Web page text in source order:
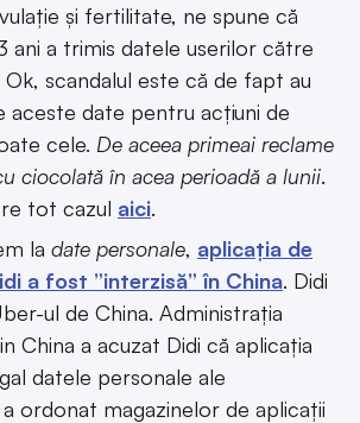
și fertilitate, ne spune că
ani a trimis datele userilor către
scandalul este că de fapt au
aceste date pentru acțiuni de
cele. De aceea primeai reclame
ciocolată în acea perioadă a lunii.
tot cazul aici.
la date personale, aplicația de
a fost ”interzisă” în China. Didi
ul de China. Administrația
China a acuzat Didi că aplicația
datele personale ale
ordonat magazinelor de aplicații